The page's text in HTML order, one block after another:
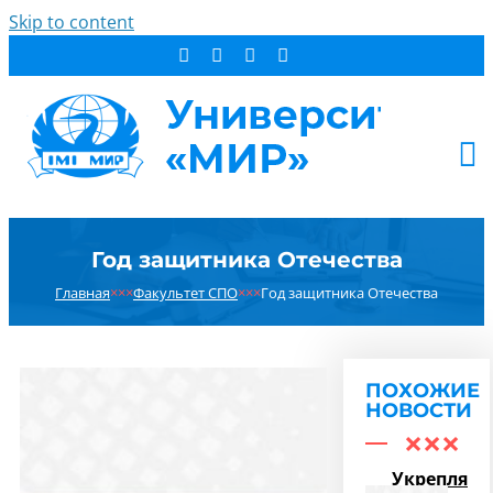
Skip to content
СТУДЕНТУ
ДОПОБРАЗОВАНИЕ
Год защитника Отечества
Главная×××Факультет СПО×××Год защитника Отечества
ПОХОЖИЕ
НОВОСТИ
Укрепляем